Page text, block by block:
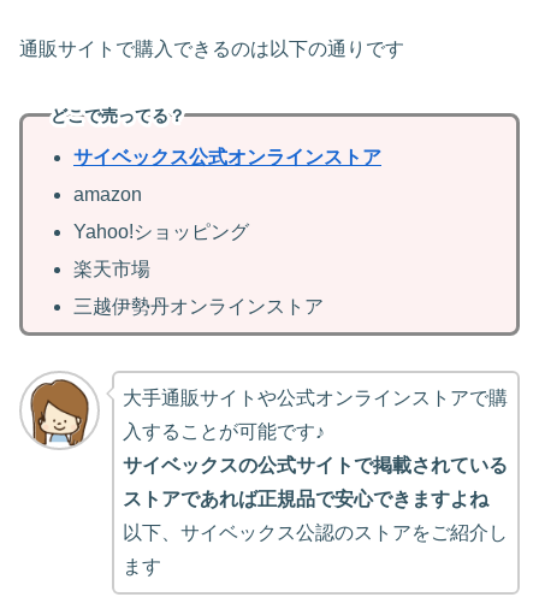
通販サイトで購入できるのは以下の通りです
どこで売ってる？
サイベックス公式オンラインストア
amazon
Yahoo!ショッピング
楽天市場
三越伊勢丹オンラインストア
大手通販サイトや公式オンラインストアで購
入することが可能です♪
サイベックスの公式サイトで掲載されている
ストアであれば正規品で安心できますよね
以下、サイベックス公認のストアをご紹介し
ます